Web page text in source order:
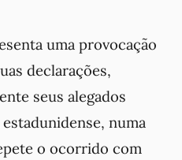
uma provocação
declarações,
seus alegados
numa
o ocorrido com